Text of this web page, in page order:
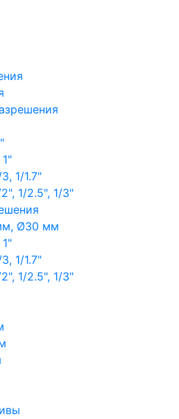
1/1.7"
1/2.5", 1/3"
Ø30 мм
1/1.7"
1/2.5", 1/3"